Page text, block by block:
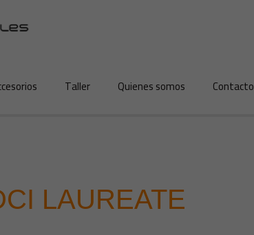
Taller Quienes somos Contacto
LAUREATE